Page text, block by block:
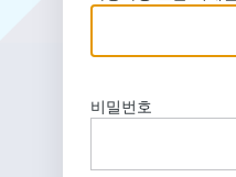
비밀번호